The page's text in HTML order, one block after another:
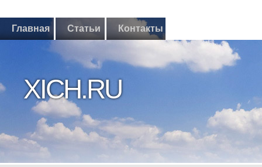
Главная Статьи Контакты
XICH.RU